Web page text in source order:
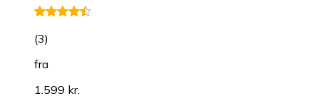
(3)
fra
1.599 kr.